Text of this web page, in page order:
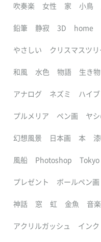
吹奏楽 女性 家 小鳥
鉛筆 静寂 3D home
やさしい クリスマスツリ
和風 水色 物語 生き物
アナログ ネズミ ハイ
プルメリア ペン画 ヤ
幻想風景 日本画 本
風船 Photoshop Tokyo
プレゼント ボールペン画
神話 窓 虹 金魚 音楽
アクリルガッシュ インク